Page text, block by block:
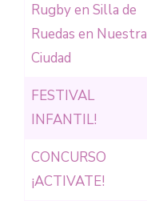
Rugby en Silla de
Ruedas en Nuestra
Ciudad
FESTIVAL
INFANTIL!
CONCURSO
¡ACTIVATE!